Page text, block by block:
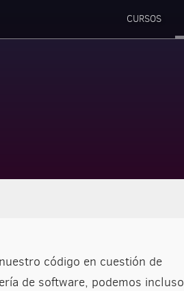
CURSOS
código en cuestión de
de software, podemos incluso